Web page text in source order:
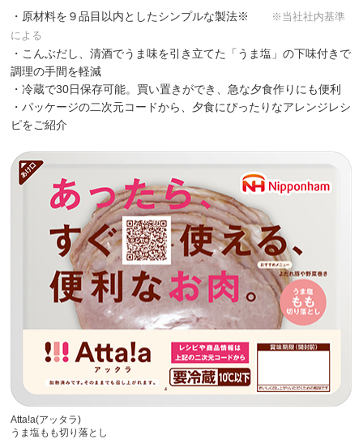
・原材料を９品目以内としたシンプルな製法※
※当社社内基準
による
・こんぶだし、清酒でうま味を引き立てた「うま塩」の下味付きで
調理の手間を軽減
・冷蔵で30日保存可能。買い置きができ、急な夕食作りにも便利
・パッケージの二次元コードから、夕食にぴったりなアレンジレシ
ピをご紹介
Atta!a(アッタラ)
うま塩もも切り落とし